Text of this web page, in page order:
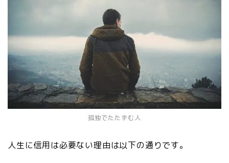
孤独でたたずむ人
人生に信用は必要ない理由は以下の通りです。